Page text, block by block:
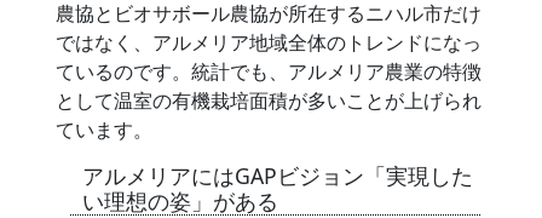
農協とビオサボール農協が所在するニハル市だけ
ではなく、アルメリア地域全体のトレンドになっ
ているのです。統計でも、アルメリア農業の特徴
として温室の有機栽培面積が多いことが上げられ
ています。
アルメリアにはGAPビジョン「実現した
い理想の姿」がある